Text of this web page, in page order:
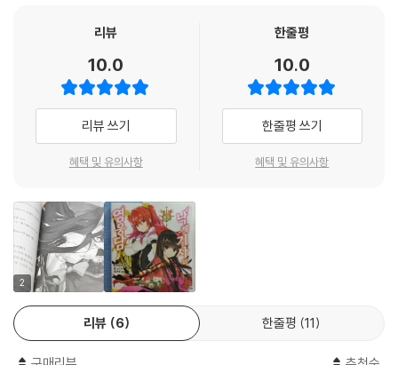
리뷰
10.0
리뷰 쓰기
혜택 및 유의사항
한줄평
10.0
한줄평 쓰기
혜택 및 유의사항
2
리뷰 6 한줄평 11